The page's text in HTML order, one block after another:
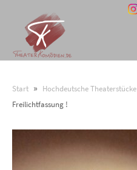
Start » Hochdeutsche Theaterstücke
Freilichtfassung !